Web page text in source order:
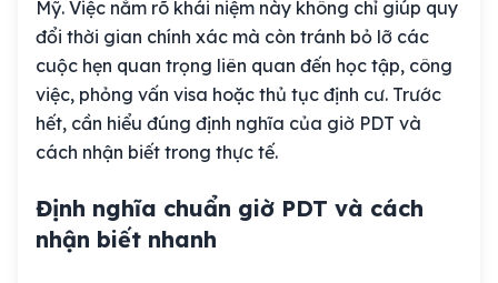
Mỹ. Việc nắm rõ khái niệm này không chỉ giúp quy
đổi thời gian chính xác mà còn tránh bỏ lỡ các
cuộc hẹn quan trọng liên quan đến học tập, công
việc, phỏng vấn visa hoặc thủ tục định cư. Trước
hết, cần hiểu đúng định nghĩa của giờ PDT và
cách nhận biết trong thực tế.
Định nghĩa chuẩn giờ PDT và cách
nhận biết nhanh